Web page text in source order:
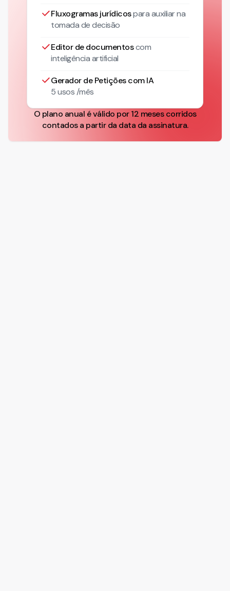
Fluxogramas jurídicospara auxiliar na
tomada de decisão
Editor de documentoscom
inteligência artificial
Gerador de Petições com IA
5 usos /mês
O plano anual é válido por 12 meses corridos
contados a partir da data da assinatura.